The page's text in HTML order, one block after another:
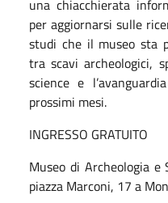
una chiacchierata
per aggiornarsi sulle
studi che il museo sta
tra scavi archeologici,
science e
prossimi mesi.
INGRESSO GRATUITO
Museo di Archeologia e
piazza Marconi, 17 a